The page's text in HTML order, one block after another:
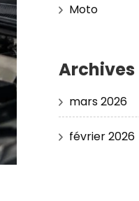
Moto
Archives
mars 2026
février 2026